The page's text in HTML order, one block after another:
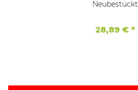
Neubestückt
28,89 € *